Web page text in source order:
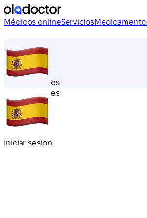
Médicos onlineServicios
es
es
Iniciar sesión